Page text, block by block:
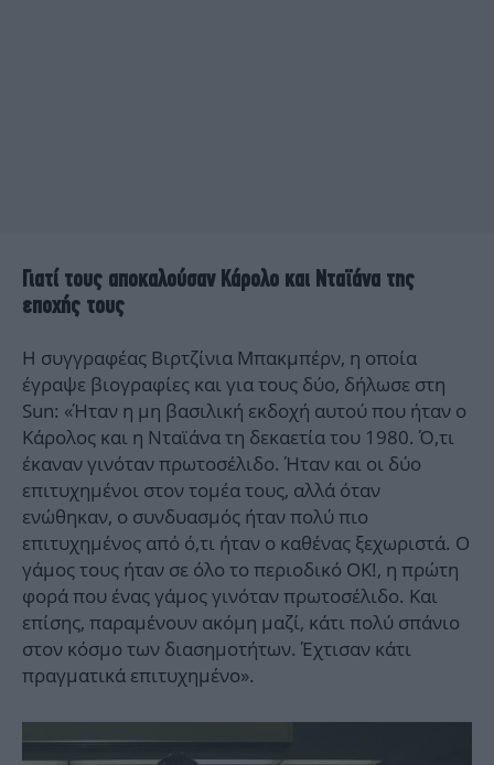
Γιατί τους αποκαλούσαν Κάρολο και Νταϊάνα της
εποχής τους
Η συγγραφέας Βιρτζίνια Μπακμπέρν, η οποία
έγραψε βιογραφίες και για τους δύο, δήλωσε στη
Sun: «Ήταν η μη βασιλική εκδοχή αυτού που ήταν ο
Κάρολος και η Νταϊάνα τη δεκαετία του 1980. Ό,τι
έκαναν γινόταν πρωτοσέλιδο. Ήταν και οι δύο
επιτυχημένοι στον τομέα τους, αλλά όταν
ενώθηκαν, ο συνδυασμός ήταν πολύ πιο
επιτυχημένος από ό,τι ήταν ο καθένας ξεχωριστά. Ο
γάμος τους ήταν σε όλο το περιοδικό OK!, η πρώτη
φορά που ένας γάμος γινόταν πρωτοσέλιδο. Και
επίσης, παραμένουν ακόμη μαζί, κάτι πολύ σπάνιο
στον κόσμο των διασημοτήτων. Έχτισαν κάτι
πραγματικά επιτυχημένο».